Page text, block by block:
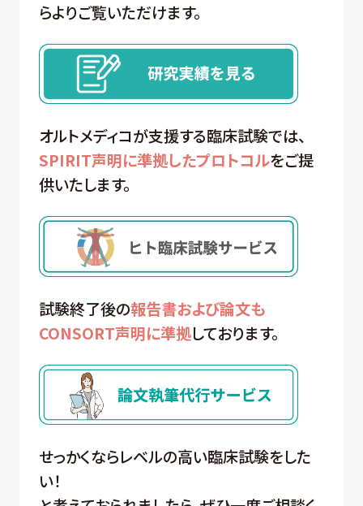
らよりご覧いただけます。
オルトメディコが支援する臨床試験では、
SPIRIT声明に準拠したプロトコルをご提
供いたします。
試験終了後の報告書および論文も
CONSORT声明に準拠しております。
せっかくならレベルの高い臨床試験をした
い！